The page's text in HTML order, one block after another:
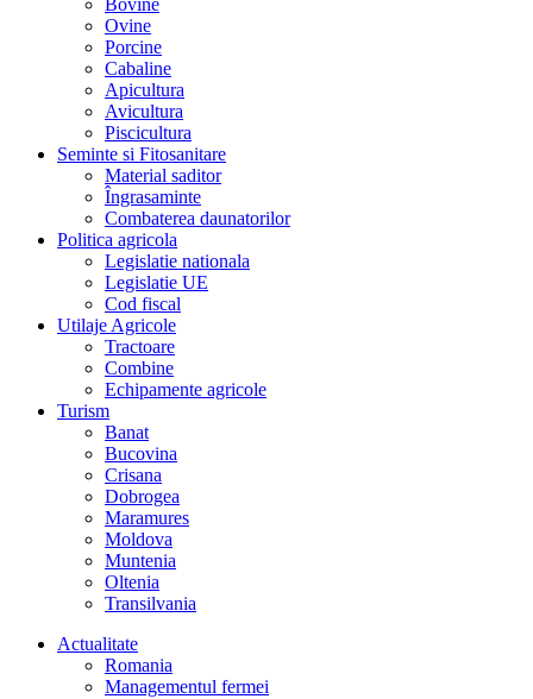
Bovine
Ovine
Porcine
Cabaline
Apicultura
Avicultura
Piscicultura
Seminte si Fitosanitare
Material saditor
Îngrasaminte
Combaterea daunatorilor
Politica agricola
Legislatie nationala
Legislatie UE
Cod fiscal
Utilaje Agricole
Tractoare
Combine
Echipamente agricole
Turism
Banat
Bucovina
Crisana
Dobrogea
Maramures
Moldova
Muntenia
Oltenia
Transilvania
Actualitate
Romania
Managementul fermei